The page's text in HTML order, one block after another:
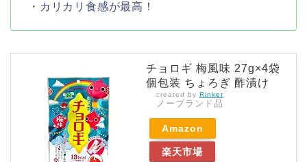
・カリカリ食感が最高！
チョロギ 梅風味 27g×4袋
個包装 ちょろぎ 酢漬け
created by Rinker
ノーブランド品
Amazon
楽天市場